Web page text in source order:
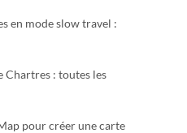
en mode slow travel :
Chartres : toutes les
pour créer une carte